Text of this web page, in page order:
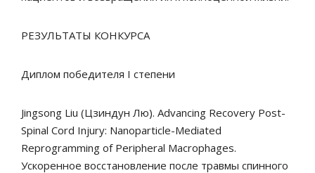
РЕЗУЛЬТАТЫ КОНКУРСА
Диплом победителя I степени
Jingsong Liu (Цзиндун Лю). Advancing Recovery Post-
Spinal Cord Injury: Nanoparticle-Mediated
Reprogramming of Peripheral Macrophages.
Ускоренное восстановление после травмы спинного